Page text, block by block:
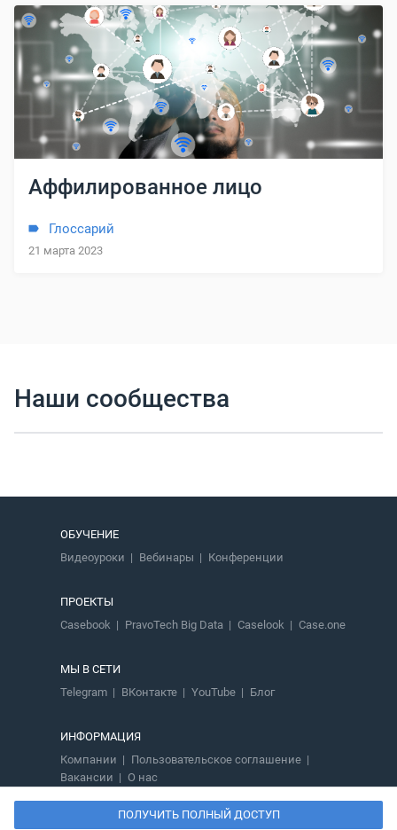
ПОЛУЧИТЬ ПОЛНЫЙ ДОСТУП
Аффилированное лицо
Глоссарий
21 марта 2023
Наши сообщества
ОБУЧЕНИЕ
Видеоуроки
Вебинары Конференции
ПРОЕКТЫ
Casebook
PravoTech Big Data Caselook Case.one
МЫ В СЕТИ
Telegram
ВКонтакте YouTube Блог
ИНФОРМАЦИЯ
Компании
Пользовательское соглашение
Вакансии
О нас